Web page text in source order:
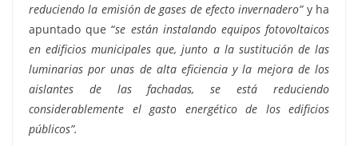
reduciendo la emisión de gases de efecto invernadero” y ha
apuntado que “se están instalando equipos fotovoltaicos
en edificios municipales que, junto a la sustitución de las
luminarias por unas de alta eficiencia y la mejora de los
aislantes de las fachadas, se está reduciendo
considerablemente el gasto energético de los edificios
públicos”.